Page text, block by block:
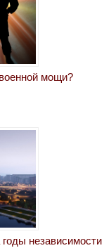
мощи?
независимости